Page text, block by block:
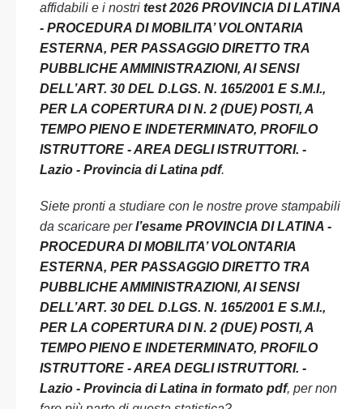
affidabili e i nostri test 2026 PROVINCIA DI LATINA
- PROCEDURA DI MOBILITA’ VOLONTARIA
ESTERNA, PER PASSAGGIO DIRETTO TRA
PUBBLICHE AMMINISTRAZIONI, AI SENSI
DELL’ART. 30 DEL D.LGS. N. 165/2001 E S.M.I.,
PER LA COPERTURA DI N. 2 (DUE) POSTI, A
TEMPO PIENO E INDETERMINATO, PROFILO
ISTRUTTORE - AREA DEGLI ISTRUTTORI. -
Lazio - Provincia di Latina pdf.
Siete pronti a studiare con le nostre prove stampabili
da scaricare perl’esame PROVINCIA DI LATINA -
PROCEDURA DI MOBILITA’ VOLONTARIA
ESTERNA, PER PASSAGGIO DIRETTO TRA
PUBBLICHE AMMINISTRAZIONI, AI SENSI
DELL’ART. 30 DEL D.LGS. N. 165/2001 E S.M.I.,
PER LA COPERTURA DI N. 2 (DUE) POSTI, A
TEMPO PIENO E INDETERMINATO, PROFILO
ISTRUTTORE - AREA DEGLI ISTRUTTORI. -
Lazio - Provincia di Latina in formato pdf, per non